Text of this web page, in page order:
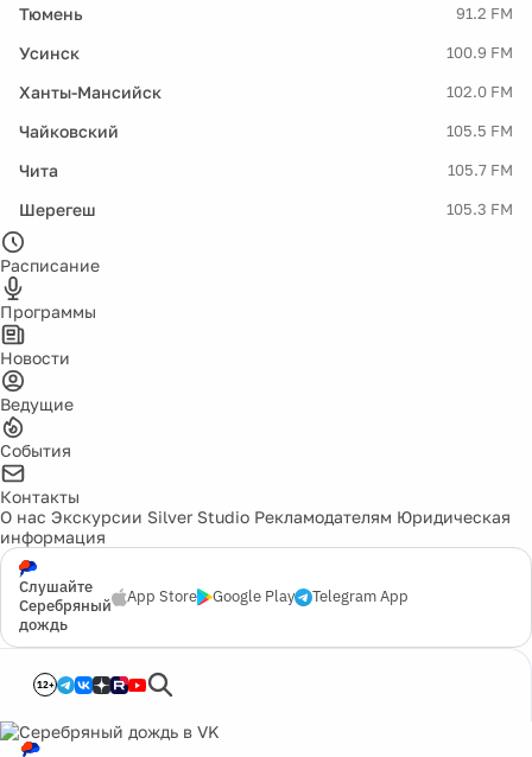
Тюмень 91.2 FM
Усинск 100.9 FM
Ханты-Мансийск 102.0 FM
Чайковский 105.5 FM
Чита 105.7 FM
Шерегеш 105.3 FM
Расписание
Программы
Новости
Ведущие
События
Контакты
О нас Экскурсии Silver Studio Рекламодателям Юридическая
информация
Слушайте
Серебряный
дождь
App Store Google Play Telegram App
12+